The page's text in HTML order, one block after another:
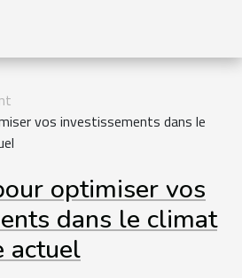
vos investissements dans le
optimiser vos
dans le climat
actuel